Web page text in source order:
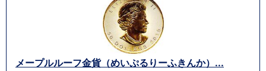
メープルルーフ金貨（めいぷるりーふきんか）...